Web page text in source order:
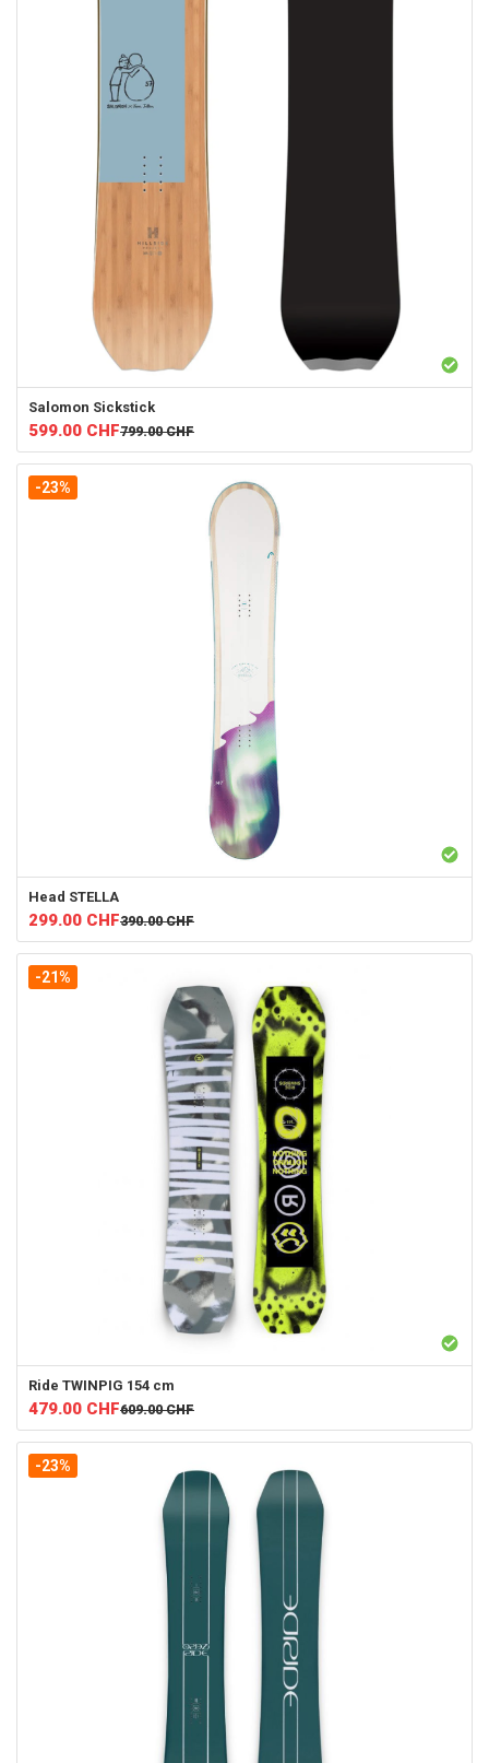
Salomon Sickstick
599.00 CHF799.00 CHF
-23%
Head STELLA
299.00 CHF390.00 CHF
-21%
Ride TWINPIG 154 cm
479.00 CHF609.00 CHF
-23%